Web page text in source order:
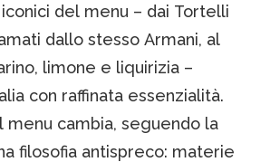
del menu – dai Tortelli
dallo stesso Armani, al
limone e liquirizia –
con raffinata essenzialità.
menu cambia, seguendo la
filosofia antispreco: materie